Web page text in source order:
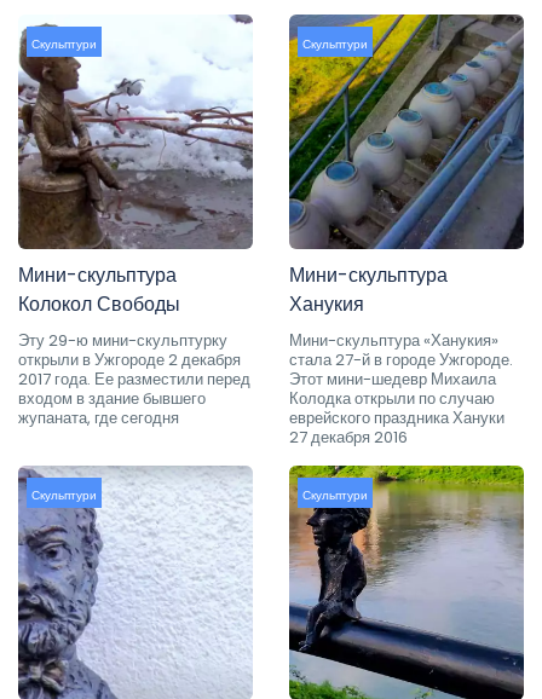
Скульптури
Мини-скульптура
Колокол Свободы
Эту 29-ю мини-скульптурку
открыли в Ужгороде 2 декабря
2017 года. Ее разместили перед
входом в здание бывшего
жупаната, где сегодня
Скульптури
Мини-скульптура
Ханукия
Мини-скульптура «Ханукия»
стала 27-й в городе Ужгороде.
Этот мини-шедевр Михаила
Колодка открыли по случаю
еврейского праздника Хануки
27 декабря 2016
Скульптури Скульптури